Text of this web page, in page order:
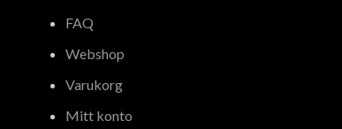
FAQ
Webshop
Varukorg
Mitt konto